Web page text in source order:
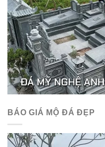
BÁO GIÁ MỘ ĐÁ ĐẸP